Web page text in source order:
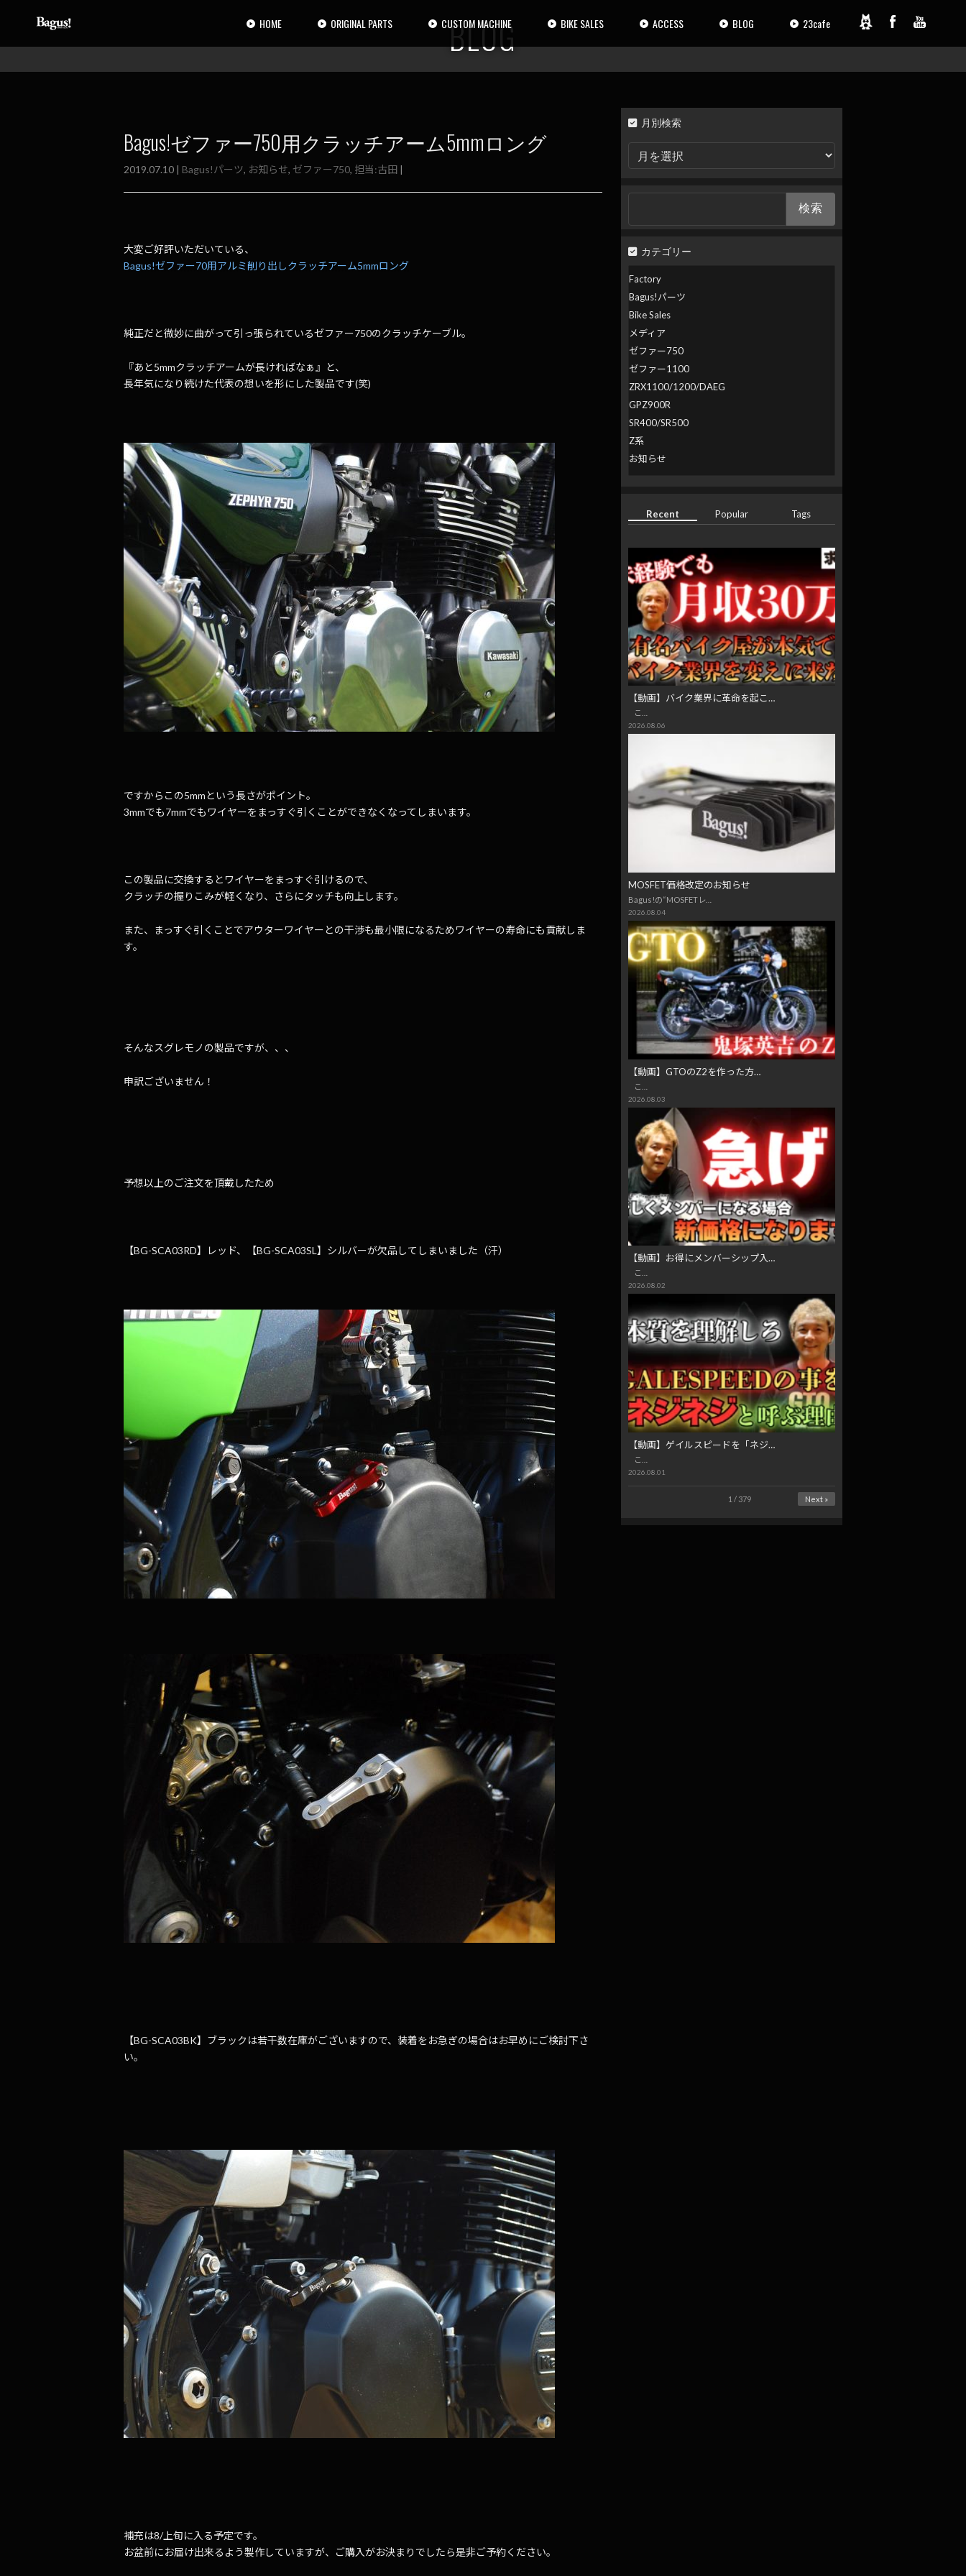
ン
ー
HOME ORIGINAL PARTS CUSTOM MACHINE BIKE SALES ACCESS BLOG 23cafe
BLOG
Bagus!ゼファー750用クラッチアーム5mmロング
2019.07.10 | Bagus!パーツ, お知らせ, ゼファー750, 担当:古田 |
大変ご好評いただいている、
Bagus!ゼファー70用アルミ削り出しクラッチアーム5mmロング
純正だと微妙に曲がって引っ張られているゼファー750のクラッチケーブル。
『あと5mmクラッチアームが長ければなぁ』と、
長年気になり続けた代表の想いを形にした製品です(笑)
ですからこの5mmという長さがポイント。
3mmでも7mmでもワイヤーをまっすぐ引くことができなくなってしまいます。
この製品に交換するとワイヤーをまっすぐ引けるので、
クラッチの握りこみが軽くなり、さらにタッチも向上します。
また、まっすぐ引くことでアウターワイヤーとの干渉も最小限になるためワイヤーの寿命にも貢献しま
す。
そんなスグレモノの製品ですが、、、
申訳ございません！
予想以上のご注文を頂戴したため
【BG-SCA03RD】レッド、【BG-SCA03SL】シルバーが欠品してしまいました（汗）
【BG-SCA03BK】ブラックは若干数在庫がございますので、装着をお急ぎの場合はお早めにご検討下さ
い。
補充は8/上旬に入る予定です。
お盆前にお届け出来るよう製作していますが、ご購入がお決まりでしたら是非ご予約ください。
月別検索
月
検
カテゴリー
Factory
Bagus!パーツ
Bike Sales
メディア
ゼファー750
ゼファー1100
ZRX1100/1200/DAEG
GPZ900R
SR400/SR500
Z系
お知らせ
Recent Popular Tags
【動画】バイク業界に革命を起こ…
こ…
2026.08.06
MOSFET価格改定のお知らせ
Bagus!の“MOSFETレ…
2026.08.04
【動画】GTOのZ2を作った方…
こ…
2026.08.03
【動画】お得にメンバーシップ入…
こ…
2026.08.02
【動画】ゲイルスピードを「ネジ…
こ…
2026.08.01
1 / 379 Next »